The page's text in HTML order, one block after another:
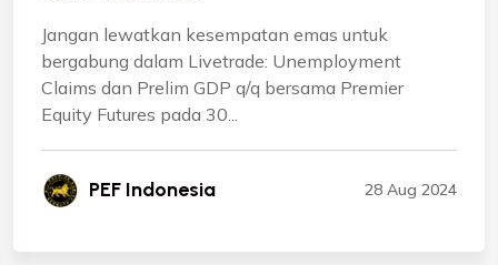
Jangan lewatkan kesempatan emas untuk
bergabung dalam Livetrade: Unemployment
Claims dan Prelim GDP q/q bersama Premier
Equity Futures pada 30...
PEF Indonesia 28 Aug 2024